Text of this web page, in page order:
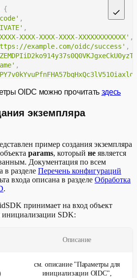
если этот параметр сохранился на бэке
sdk, то Партнер этот параметр не
передает, параметр берется с бэка sdk
Функционал позволяющий передавать
номер телефона пользователя для
телефона и сразу перехода на экран
константа, всегда передавать 'code'
{
,
,
XXXX-XXXX-XXXX-XXXXXXXXXXXX' ,
example.com/oidc/success' ,
,
,
OIDC можно прочитать здесь
экземпляра
пример создания экземпляра
params, который не является
Документация по всем
в разделе Перечень конфигураций
входа описана в разделе Обработка
.
принимает на вход объект
инициализации SDK:
Описание
см. описание "Параметры для
инициализации OIDC",